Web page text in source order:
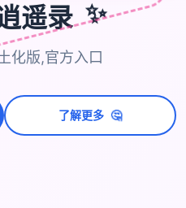
遥录 ✨
化版,官方入口
了解更多 🤔